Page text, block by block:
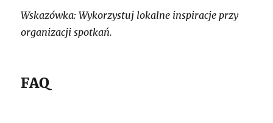
Wskazówka: Wykorzystuj lokalne inspiracje przy
organizacji spotkań.
FAQ